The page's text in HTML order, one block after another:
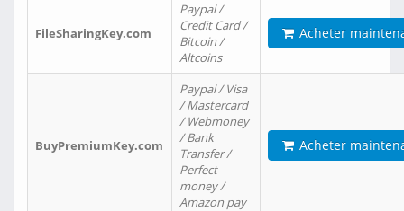
FileSharingKey.com
Paypal /
Credit Card /
Bitcoin /
Altcoins
Acheter
BuyPremiumKey.com
Paypal / Visa
/ Mastercard
/ Webmoney
/ Bank
Transfer /
Perfect
money /
Amazon pay
Acheter